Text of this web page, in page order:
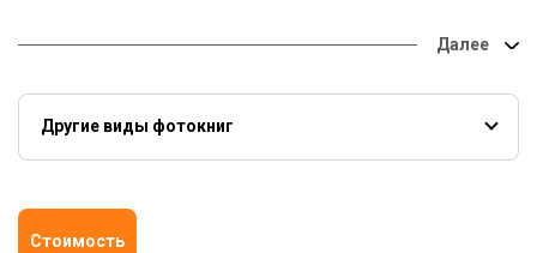
Другие виды фотокниг
Стоимость